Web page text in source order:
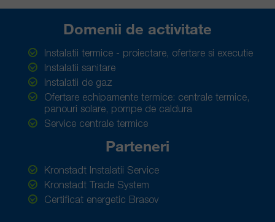
Domenii de activitate
Instalatii termice - proiectare, ofertare si executie
Instalatii sanitare
Instalatii de gaz
Ofertare echipamente termice: centrale termice,
panouri solare, pompe de caldura
Service centrale termice
Parteneri
Kronstadt Instalatii Service
Kronstadt Trade System
Certificat energetic Brasov